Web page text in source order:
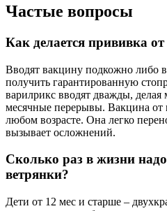
Частые вопросы
Как делается прививка
Вводят вакцину подкожно либо
получить гарантированную
варилрикс вводят дважды,
месячные перерывы. Вакцина от
любом возрасте. Она легко
вызывает осложнений.
Сколько раз в жизни
ветрянки?
Дети от 12 мес и старше –